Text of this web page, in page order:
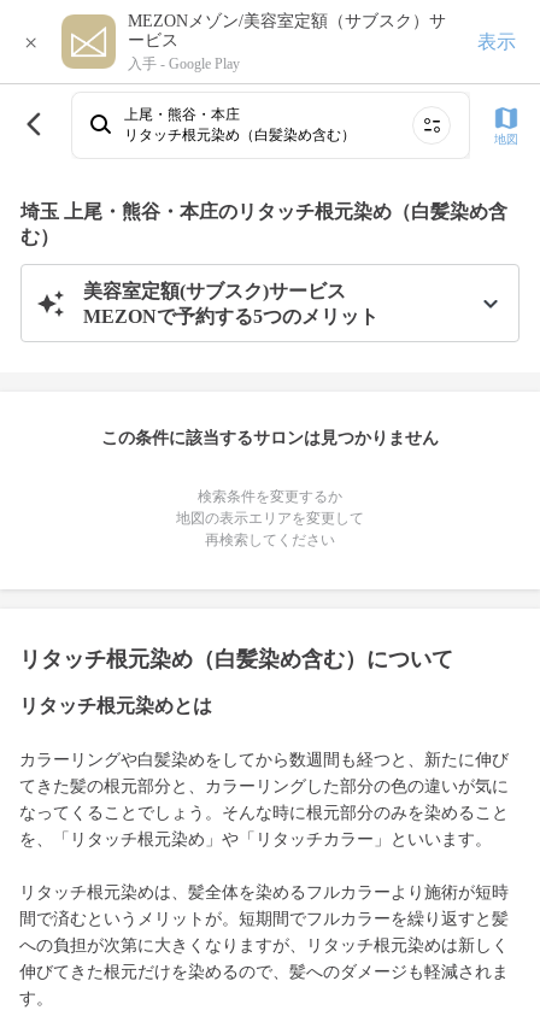
×
MEZONメゾン/美容室定額（サブスク）サ
ービス
入手 - Google Play
表示
上尾・熊谷・本庄
リタッチ根元染め（白髪染め含む）
地図
埼玉 上尾・熊谷・本庄のリタッチ根元染め（白髪染め含
む）
美容室定額(サブスク)サービス
MEZONで予約する5つのメリット
この条件に該当するサロンは見つかりません
検索条件を変更するか
地図の表示エリアを変更して
再検索してください
リタッチ根元染め（白髪染め含む）について
リタッチ根元染めとは
カラーリングや白髪染めをしてから数週間も経つと、新たに伸び
てきた髪の根元部分と、カラーリングした部分の色の違いが気に
なってくることでしょう。そんな時に根元部分のみを染めること
を、「リタッチ根元染め」や「リタッチカラー」といいます。
リタッチ根元染めは、髪全体を染めるフルカラーより施術が短時
間で済むというメリットが。短期間でフルカラーを繰り返すと髪
への負担が次第に大きくなりますが、リタッチ根元染めは新しく
伸びてきた根元だけを染めるので、髪へのダメージも軽減されま
す。